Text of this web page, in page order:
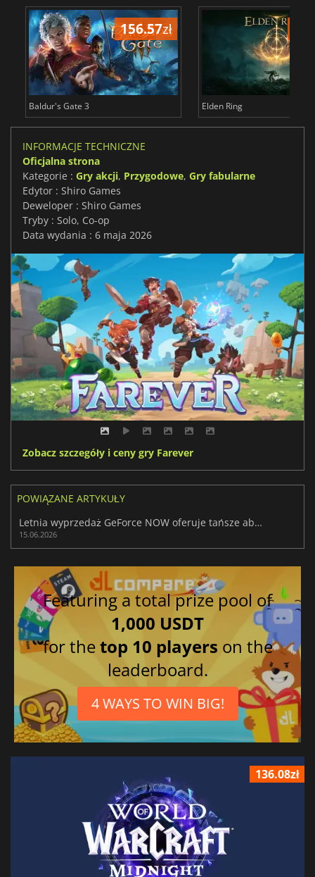
156.57zł
Baldur's Gate 3 Elden Ring
INFORMACJE TECHNICZNE
Oficjalna strona
Kategorie : Gry akcji, Przygodowe, Gry fabularne
Edytor : Shiro Games
Deweloper : Shiro Games
Tryby : Solo, Co-op
Data wydania : 6 maja 2026
Zobacz szczegóły i ceny gry Farever
POWIĄZANE ARTYKUŁY
Letnia wyprzedaż GeForce NOW oferuje tańsze abonamenty i 8 nowych gier
15.06.2026
Featuring a total prize pool of
1,000 USDT
for thetop 10 players on the
leaderboard.
4 WAYS TO WIN BIG!
136.08zł